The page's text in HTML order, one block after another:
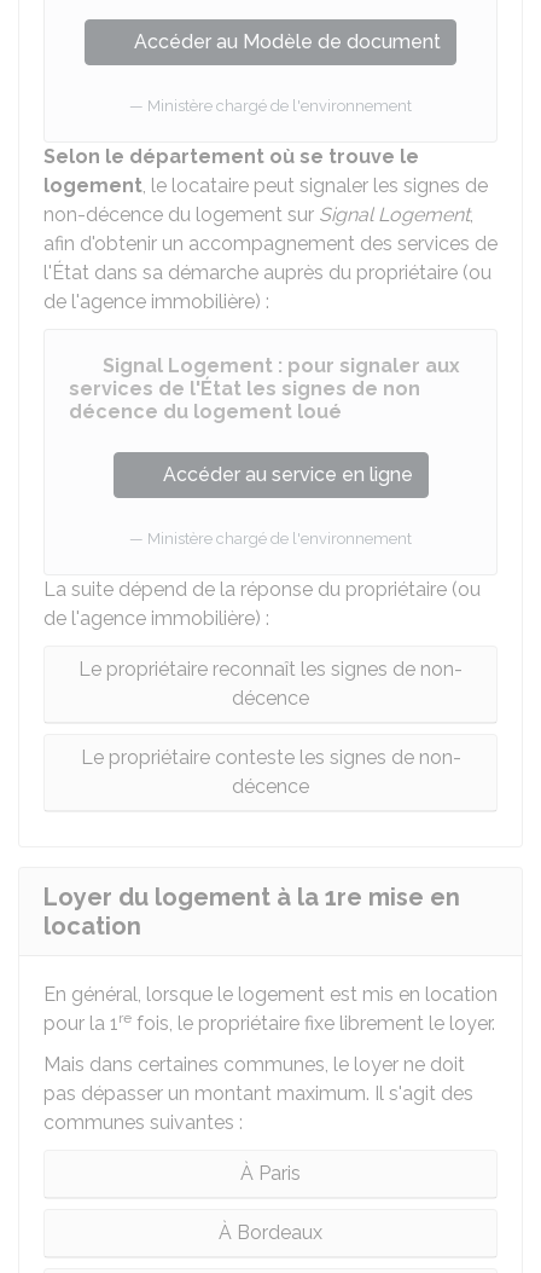
Accéder au Modèle de document
Ministère chargé de l'environnement
Selon le département où se trouve le
logement, le locataire peut signaler les signes de
non-décence du logement sur Signal Logement,
afin d'obtenir un accompagnement des services de
l'État dans sa démarche auprès du propriétaire (ou
de l'agence immobilière) :
Signal Logement : pour signaler aux
services de l'État les signes de non
décence du logement loué
Accéder au service en ligne
Ministère chargé de l'environnement
La suite dépend de la réponse du propriétaire (ou
de l'agence immobilière) :
Le propriétaire reconnaît les signes de non-
décence
Le propriétaire conteste les signes de non-
décence
Loyer du logement à la 1re mise en
location
En général, lorsque le logement est mis en location
pour la 1re fois, le propriétaire fixe librement le loyer.
Mais dans certaines communes, le loyer ne doit
pas dépasser un montant maximum. Il s'agit des
communes suivantes :
À Paris
À Bordeaux